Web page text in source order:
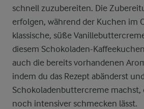
schnell zuzubereiten. Die
erfolgen, während der Kuchen im
klassische, süße
diesem Schokoladen-
auch die bereits vorhandenen
indem du das Rezept abänderst
Schokoladenbuttercreme machst,
noch intensiver schmecken lässt.